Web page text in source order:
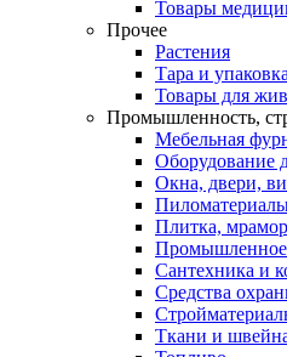
Товары
Прочее
Растения
Тара и упаковка
Товары для
Промышленность,
Мебельная
Оборудование
Окна, двери,
Плитка,
Промышленное
Сантехника и
Средства
Ткани и